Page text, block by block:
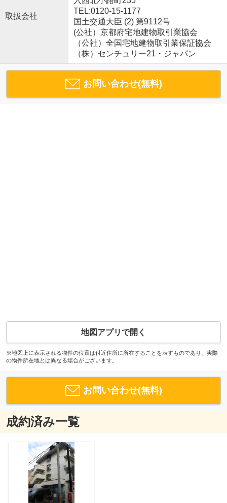
取扱会社
TEL:0120-15-1177
国土交通大臣 (2) 第9112号
(公社）京都府宅地建物取引業協会
（公社）全国宅地建物取引業保証協会
（株）センチュリー21・ジャパン
お問い合わせ(無料)
地図アプリで開く
※地図上に表示される物件の位置は付近住所に所在することを表すものであり、実際
の物件所在地とは異なる場合がございます。
お問い合わせ(無料)
成約済み一覧